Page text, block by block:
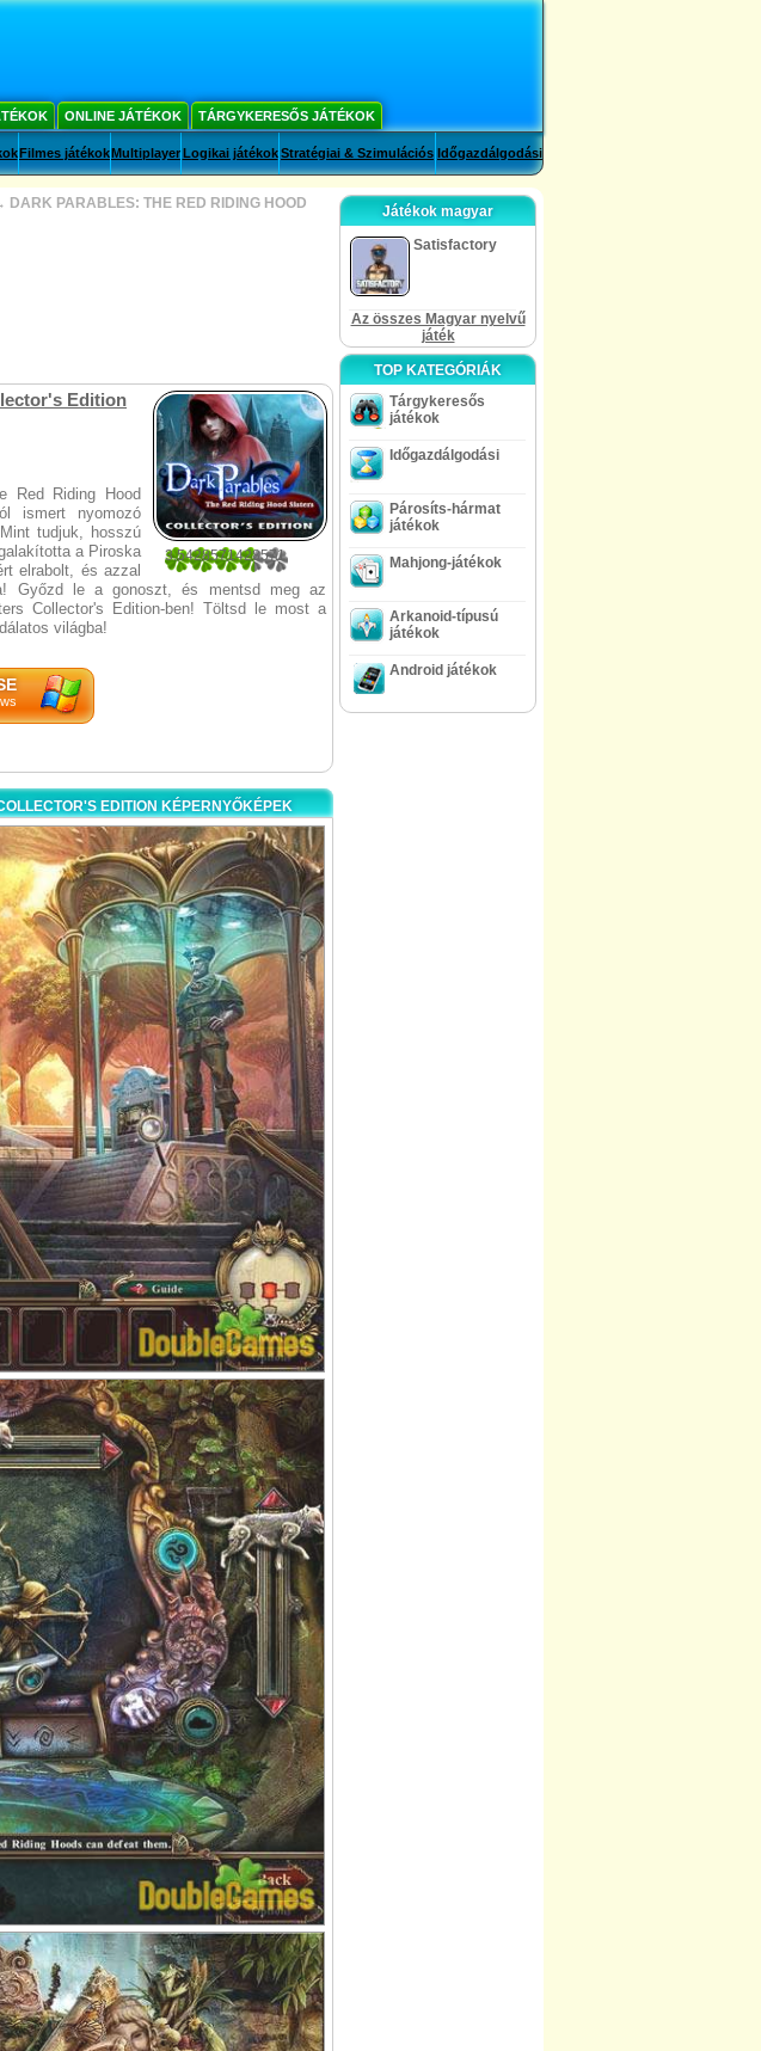
ONLINE JÁTÉKOK TÁRGYKERESŐS JÁTÉKOK
Filmes játékokMultiplayerLogikai játékok Stratégiai & Szimulációs Időgazdálgodási
DARK PARABLES: THE RED RIDING HOOD
3.5428571428571
Edition
Red Riding Hood
ismert nyomozó
tudjuk, hosszú
a Piroska
elrabolt, és azzal
Győzd le a gonoszt, és mentsd meg az
Collector's Edition-ben! Töltsd le most a
világba!
EDITION KÉPERNYŐKÉPEK
Játékok magyar
Satisfactory
Az összes Magyar nyelvű
játék
TOP KATEGÓRIÁK
Tárgykeresős
játékok
Időgazdálgodási
Párosíts-hármat
játékok
Mahjong-játékok
Arkanoid-típusú
játékok
Android játékok